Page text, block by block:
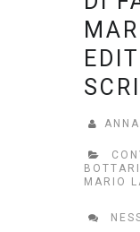
ANNA
MARIO